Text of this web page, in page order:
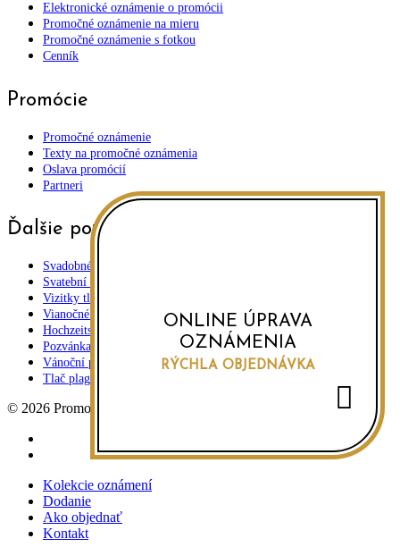
ONLINE ÚPRAVA
OZNÁMENIA
RÝCHLA OBJEDNÁVKA
Elektronické oznámenie o promócii
Promočné oznámenie na mieru
Promočné oznámenie s fotkou
Cenník
Promócie
Promočné oznámenie
Texty na promočné oznámenia
Oslava promócií
Partneri
Ďalšie pozvánky
Svadobné oznámenia
Svatební oznámení
Vizitky tlač
Vianočné pozdravy
Hochzeits einladungen
Pozvánka na oslavu
Vánoční přání a novoročenky
Tlač plagátov
© 2026 Promočné oznámenia.
instagram
Close
Menu
Kolekcie oznámení
Dodanie
Ako objednať
Kontakt